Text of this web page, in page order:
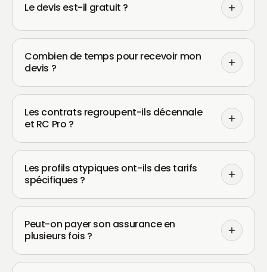
Le devis est-il gratuit ?
Combien de temps pour recevoir mon
devis ?
Les contrats regroupent-ils décennale
et RC Pro ?
Les profils atypiques ont-ils des tarifs
spécifiques ?
Peut-on payer son assurance en
plusieurs fois ?